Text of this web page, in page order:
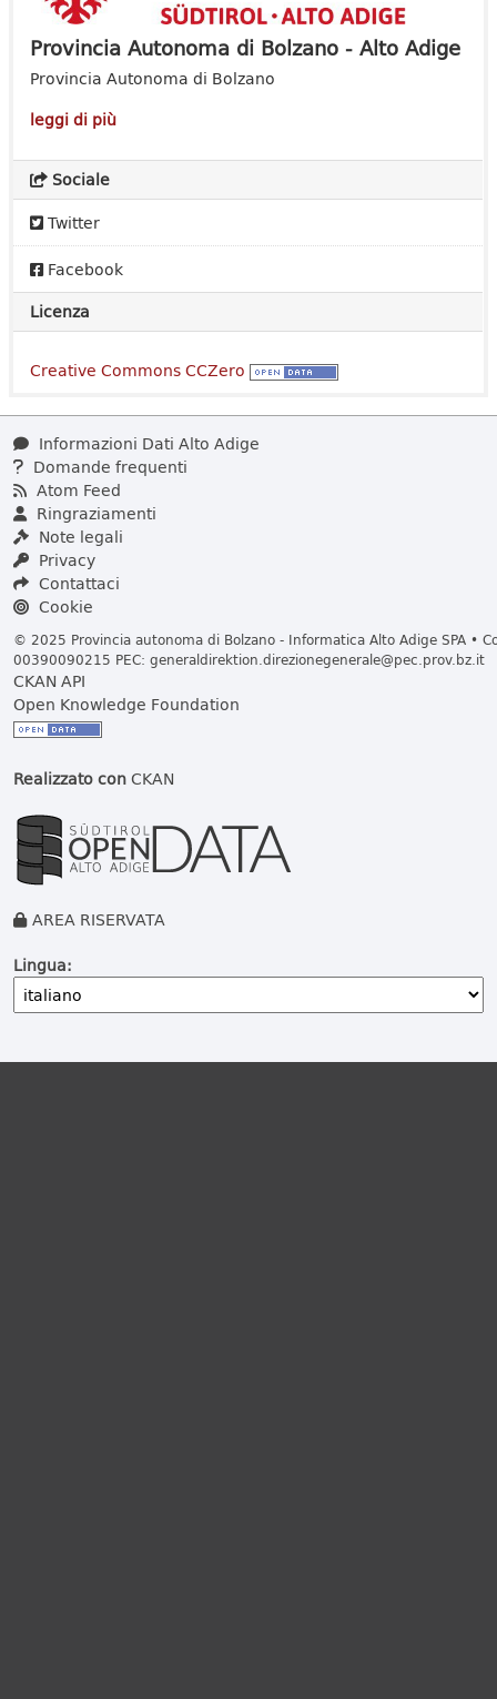
Provincia Autonoma di Bolzano - Alto Adige
Provincia Autonoma di Bolzano
leggi di più
Sociale
Twitter
Facebook
Licenza
Creative Commons CCZero
Informazioni Dati Alto Adige
Domande frequenti
Atom Feed
Ringraziamenti
Note legali
Privacy
Contattaci
Cookie
© 2025 Provincia autonoma di Bolzano - Informatica Alto Adige SPA •
00390090215 PEC: generaldirektion.direzionegenerale@pec.prov.bz.it
CKAN API
Open Knowledge Foundation
Realizzato conCKAN
AREA RISERVATA
Lingua